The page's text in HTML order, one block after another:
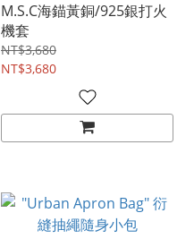
M.S.C海錨黃銅/925銀打火
機套
NT$3,680
NT$3,680